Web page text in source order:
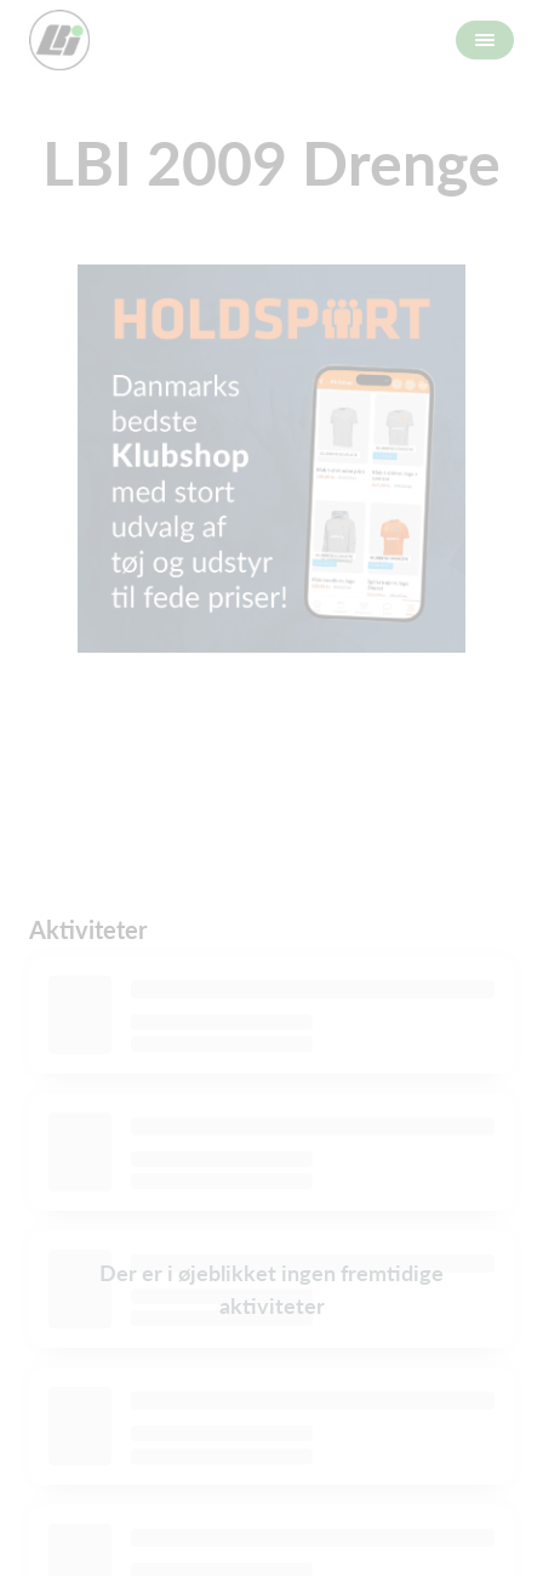
LBI 2009 Drenge
Aktiviteter
Der er i øjeblikket ingen fremtidige
aktiviteter